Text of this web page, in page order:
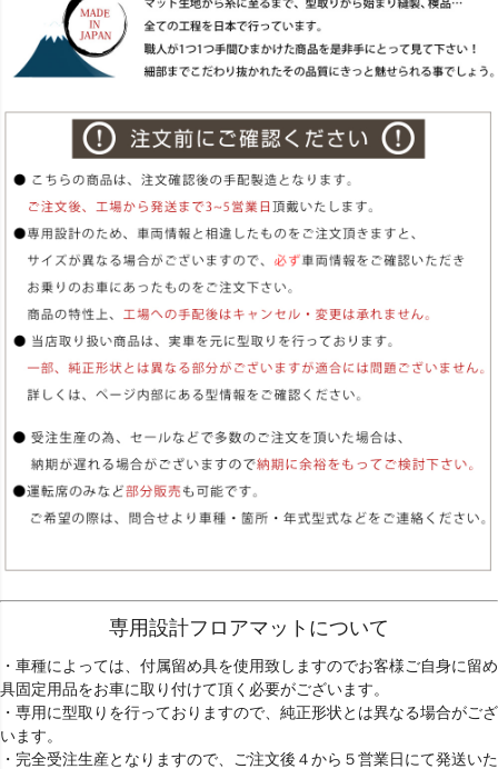
専用設計フロアマットについて
・車種によっては、付属留め具を使用致しますのでお客様ご自身に留め
具固定用品をお車に取り付けて頂く必要がございます。
・専用に型取りを行っておりますので、純正形状とは異なる場合がござ
います。
・完全受注生産となりますので、ご注文後４から５営業日にて発送いた